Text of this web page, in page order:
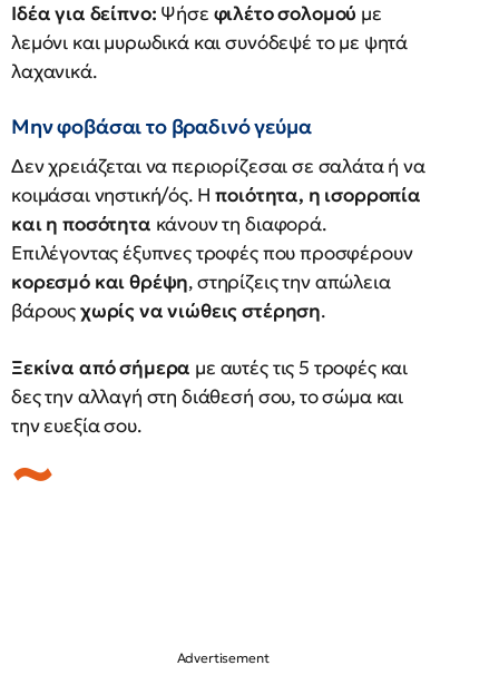
Ιδέα για δείπνο: Ψήσε φιλέτο σολομού με
λεμόνι και μυρωδικά και συνόδεψέ το με ψητά
λαχανικά.
Μην φοβάσαι το βραδινό γεύμα
Δεν χρειάζεται να περιορίζεσαι σε σαλάτα ή να
κοιμάσαι νηστική/ός. Ηποιότητα, η ισορροπία
και η ποσότητα κάνουν τη διαφορά.
Επιλέγοντας έξυπνες τροφές που προσφέρουν
κορεσμό και θρέψη, στηρίζεις την απώλεια
βάρουςχωρίς να νιώθεις στέρηση.
Ξεκίνα από σήμερα με αυτές τις 5 τροφές και
δες την αλλαγή στη διάθεσή σου, το σώμα και
την ευεξία σου.